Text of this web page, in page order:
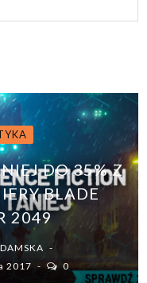
DO 35% Z
BLADE
2049
2017
0